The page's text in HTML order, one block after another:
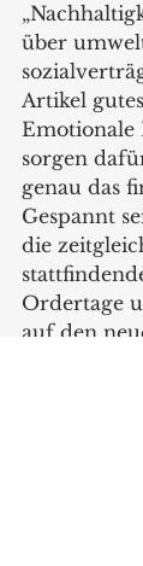
über
Artikel
Emotionale
sorgen
genau das
Gespannt
die
Ordertage
auf den